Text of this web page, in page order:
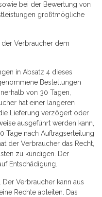
bei der Bewertung von
größtmögliche
Verbraucher dem
in Absatz 4 dieses
Bestellungen
von 30 Tagen,
hat einer längeren
Lieferung verzögert oder
ausgeführt werden kann,
Tage nach Auftragserteilung
der Verbraucher das Recht,
zu kündigen. Der
Entschädigung.
Verbraucher kann aus
Rechte ableiten. Das